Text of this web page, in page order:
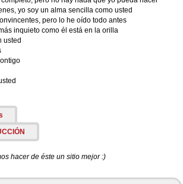
yo soy un alma sencilla como usted
pero lo he oído todo antes
inquieto como él está en la orilla
usted
hacer de éste un sitio mejor :)